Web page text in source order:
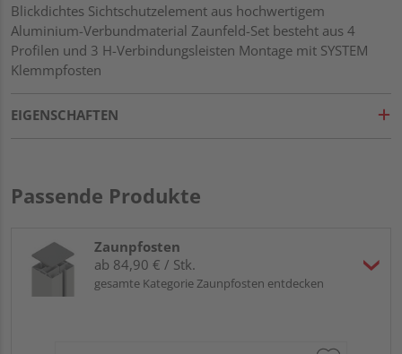
Blickdichtes Sichtschutzelement aus hochwertigem
Aluminium-Verbundmaterial Zaunfeld-Set besteht aus 4
Profilen und 3 H-Verbindungsleisten Montage mit SYSTEM
Klemmpfosten
EIGENSCHAFTEN
Passende Produkte
Zaunpfosten
ab 84,90 € / Stk.
gesamte Kategorie Zaunpfosten entdecken